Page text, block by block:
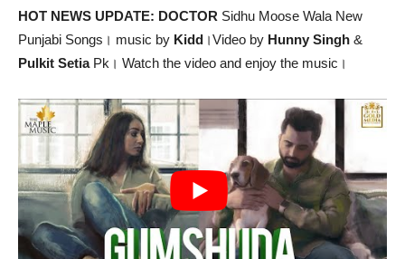
HOT NEWS UPDATE: DOCTOR Sidhu Moose Wala New
Punjabi Songs। music by Kidd ।Video by Hunny Singh &
Pulkit SetiaPk। Watch the video and enjoy the music।